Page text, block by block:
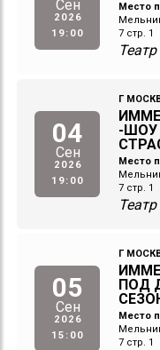
Сен
2026
19:00
Место
7 стр. 1
04
Сен
2026
19:00
Г
-ШОУ
Место
7 стр. 1
05
Сен
2026
15:00
Г
ПОД
Место
7 стр. 1